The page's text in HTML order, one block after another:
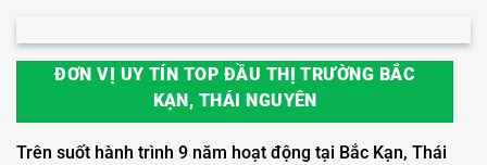
ĐƠN VỊ UY TÍN TOP ĐẦU THỊ TRƯỜNG BẮC
KẠN, THÁI NGUYÊN
Trên suốt hành trình 9 năm hoạt động tại Bắc Kạn, Thái